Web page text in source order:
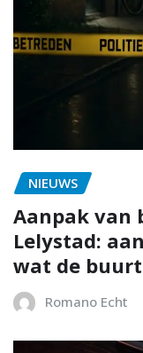
NIEUWS
Aanpak van
Lelystad:
wat de
Romano Echt